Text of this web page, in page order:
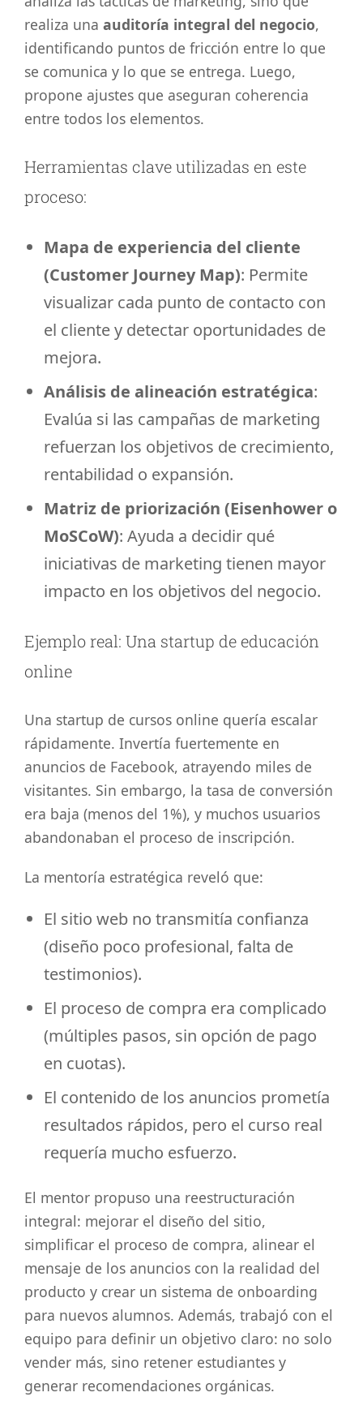
realiza una auditoría integral del negocio,
identificando puntos de fricción entre lo que
se comunica y lo que se entrega. Luego,
propone ajustes que aseguran coherencia
entre todos los elementos.
Herramientas clave utilizadas en este
proceso:
Mapa de experiencia del cliente
(Customer Journey Map): Permite
visualizar cada punto de contacto con
el cliente y detectar oportunidades de
mejora.
Análisis de alineación estratégica:
Evalúa si las campañas de marketing
refuerzan los objetivos de crecimiento,
rentabilidad o expansión.
Matriz de priorización (Eisenhower o
MoSCoW): Ayuda a decidir qué
iniciativas de marketing tienen mayor
impacto en los objetivos del negocio.
Ejemplo real: Una startup de educación
online
Una startup de cursos online quería escalar
rápidamente. Invertía fuertemente en
anuncios de Facebook, atrayendo miles de
visitantes. Sin embargo, la tasa de conversión
era baja (menos del 1%), y muchos usuarios
abandonaban el proceso de inscripción.
La mentoría estratégica reveló que:
El sitio web no transmitía confianza
(diseño poco profesional, falta de
testimonios).
El proceso de compra era complicado
(múltiples pasos, sin opción de pago
en cuotas).
El contenido de los anuncios prometía
resultados rápidos, pero el curso real
requería mucho esfuerzo.
El mentor propuso una reestructuración
integral: mejorar el diseño del sitio,
simplificar el proceso de compra, alinear el
mensaje de los anuncios con la realidad del
producto y crear un sistema de onboarding
para nuevos alumnos. Además, trabajó con el
equipo para definir un objetivo claro: no solo
vender más, sino retener estudiantes y
generar recomendaciones orgánicas.